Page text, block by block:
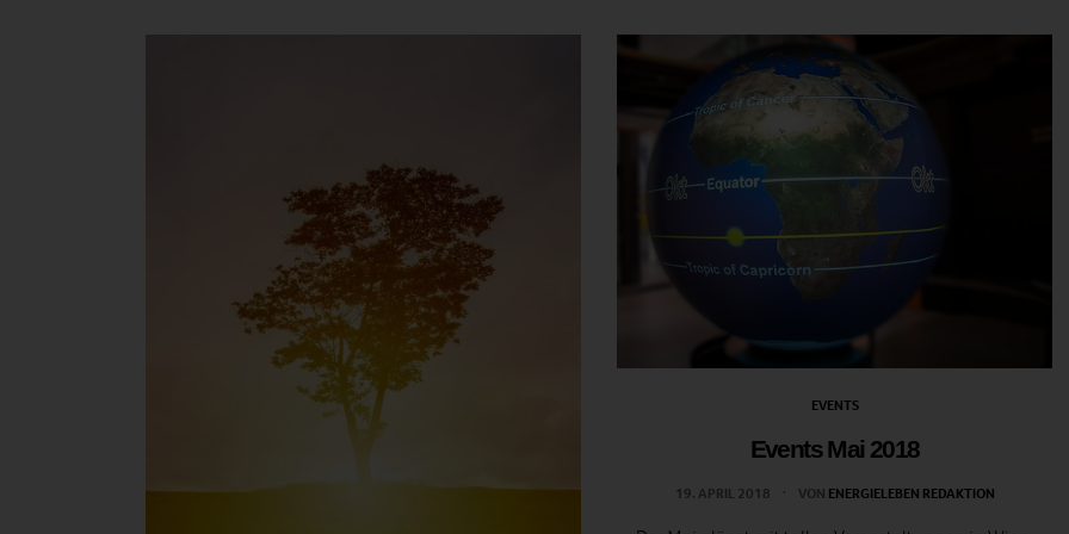
EVENTS
Events Mai 2018
19. APRIL 2018 VON ENERGIELEBEN REDAKTION